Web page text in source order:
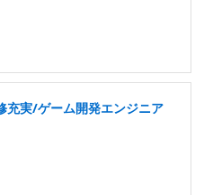
充実/ゲーム開発エンジニア